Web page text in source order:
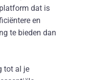
dat is
en
te bieden dan
tot al je